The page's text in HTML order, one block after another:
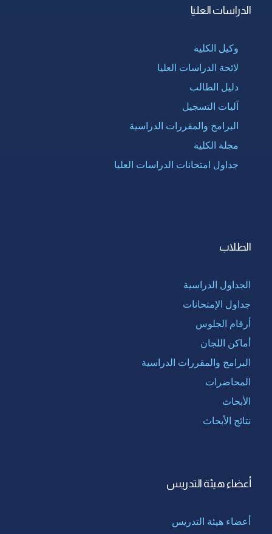
الدراسات العليا
وكيل الكلية
لائحة الدراسات العليا
دليل الطالب
آليات التسجيل
البرامج والمقررات الدراسية
مجلة الكلية
جداول امتحانات الدراسات العليا
الطلاب
الجداول الدراسية
جداول الإمتحانات
أرقام الجلوس
أماكن اللجان
البرامج والمقررات الدراسية
المحاضرات
الأبحاث
نتائج الأبحاث
أعضاء هيئة التدريس
أعضاء هيئة التدريس